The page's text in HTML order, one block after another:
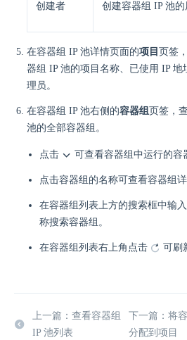
创建者 创建容器组 IP 池的
在容器组 IP 池详情页面的项目 页签
器组 IP 池的项目名称、已使用 IP 地
理员。
在容器组 IP 池右侧的容器组页签，
池的全部容器组。
点击 可查看容器组中运行的容
点击容器组的名称可查看容器组详
在容器组列表上方的搜索框中输
称搜索容器组。
在容器组列表右上角点击 可刷
上一篇：查看容器组
IP 池列表
下一篇：将
分配到项目